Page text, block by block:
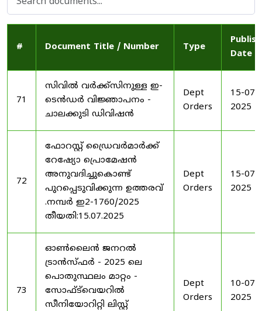
# Document Title / Number Type
Date
71
സിവിൽ വർക്ക്സിനുള്ള ഇ-
ടെൻഡർ വിജ്ഞാപനം -
ചാലക്കുടി ഡിവിഷൻ
Dept
Orders
15-07-
2025
72
ഫോറസ്റ്റ് ഡ്രൈവർമാർക്ക്
റേഷ്യോ പ്രൊമേഷൻ
അനുവദിച്ചുകൊണ്ട്
പുറപ്പെടുവിക്കുന്ന ഉത്തരവ്
.നമ്പർ ഇ2-1760/2025
തീയതി:15.07.2025
Dept
Orders
15-07-
2025
73
ഓൺലൈൻ ജനറൽ
ട്രാൻസ്ഫർ - 2025 ലെ
പൊതുസ്ഥലം മാറ്റം -
സോഫ്ട്‍വെയറിൽ
സീനിയോറിറ്റി ലിസ്റ്റ്
Dept
Orders
10-07-
2025